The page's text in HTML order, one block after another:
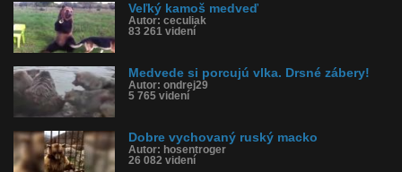
Veľký kamoš medveď
Autor: ceculiak
83 261 videní
Medvede si porcujú vlka. Drsné zábery!
Autor: ondrej29
5 765 videní
Dobre vychovaný ruský macko
Autor: hosentroger
26 082 videní